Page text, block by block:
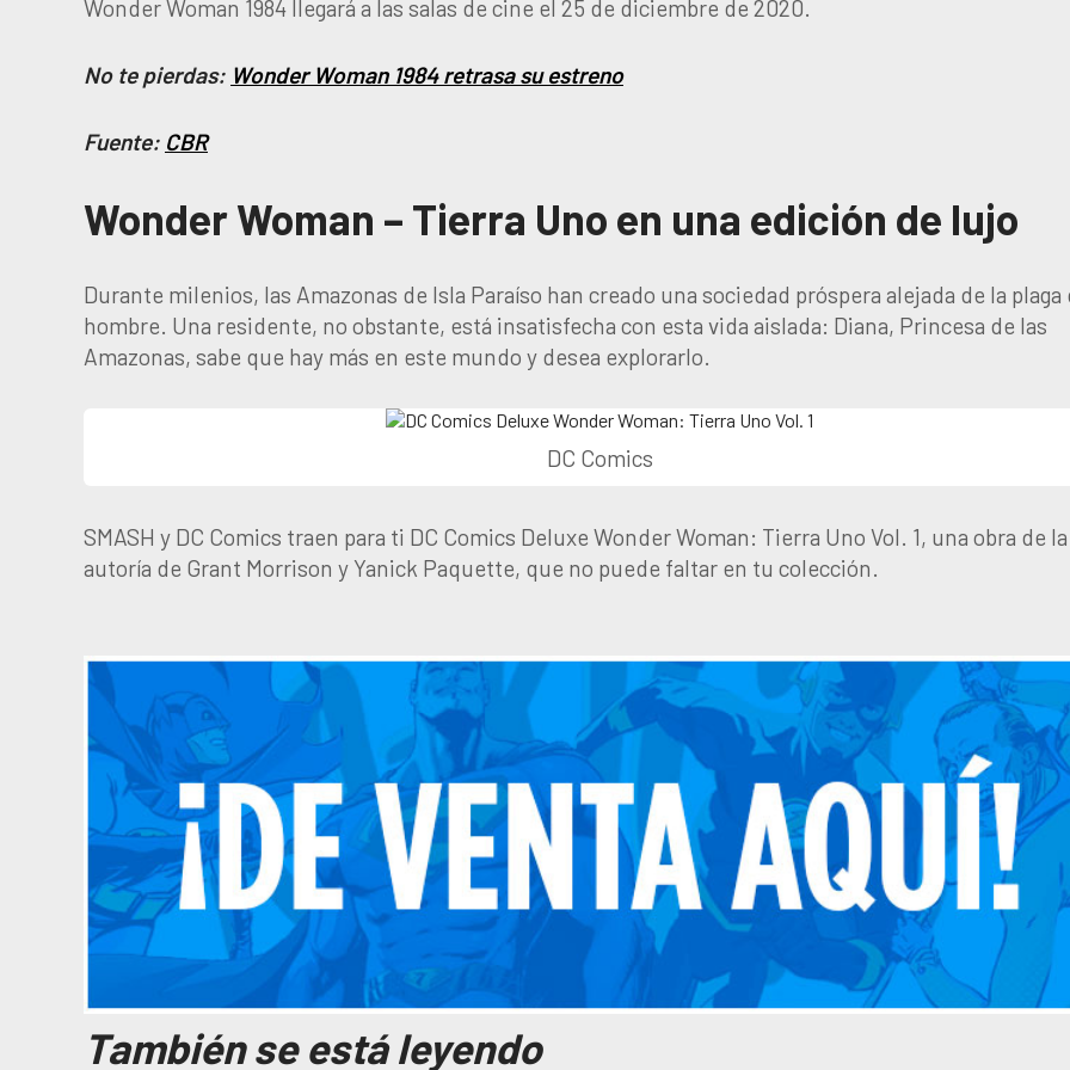
Wonder Woman 1984 llegará a las salas de cine el 25 de diciembre de 2020.
No te pierdas: Wonder Woman 1984 retrasa su estreno
Fuente: CBR
Wonder Woman – Tierra Uno en una edición de lujo
Durante milenios, las Amazonas de Isla Paraíso han creado una sociedad próspera alejada de la plaga
hombre. Una residente, no obstante, está insatisfecha con esta vida aislada: Diana, Princesa de las
Amazonas, sabe que hay más en este mundo y desea explorarlo.
DC Comics
SMASH y DC Comics traen para ti DC Comics Deluxe Wonder Woman: Tierra Uno Vol. 1, una obra de la
autoría de Grant Morrison y Yanick Paquette, que no puede faltar en tu colección.
También se está leyendo